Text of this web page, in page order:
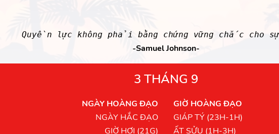
Quyền lực không phải bằng chứng vững chắc cho
-Samuel Johnson-
3 THÁNG 9
NGÀY HOÀNG ĐẠO
NGÀY HẮC ĐẠO
GIỜ HỢI (21G)
GIỜ HOÀNG ĐẠO
GIÁP TÝ (23H-1H)
ẤT SỬU (1H-3H)